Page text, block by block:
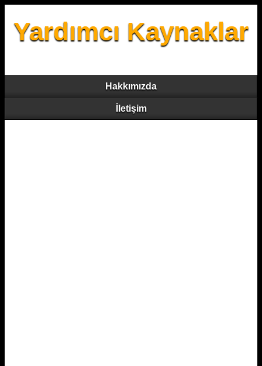
Yardımcı Kaynaklar
Hakkımızda
İletişim